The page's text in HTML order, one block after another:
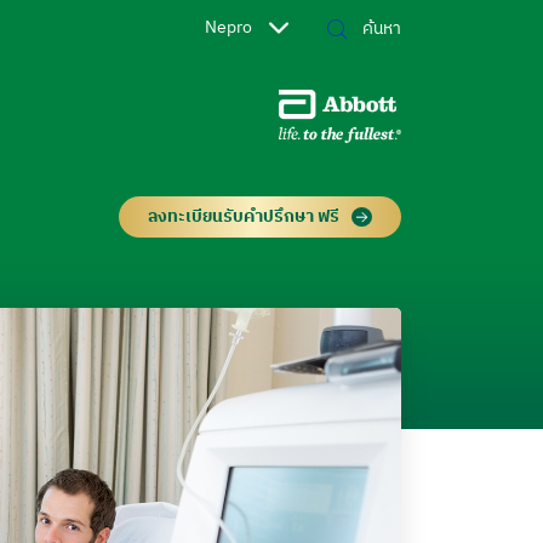
Nepro
ลงทะเบียนรับคำปรึกษา ฟรี